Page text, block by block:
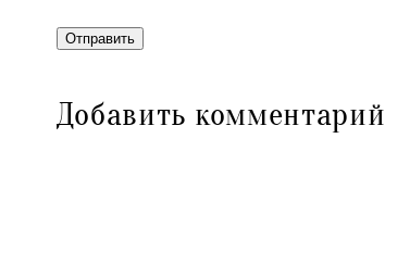
Отправить
Добавить комментарий